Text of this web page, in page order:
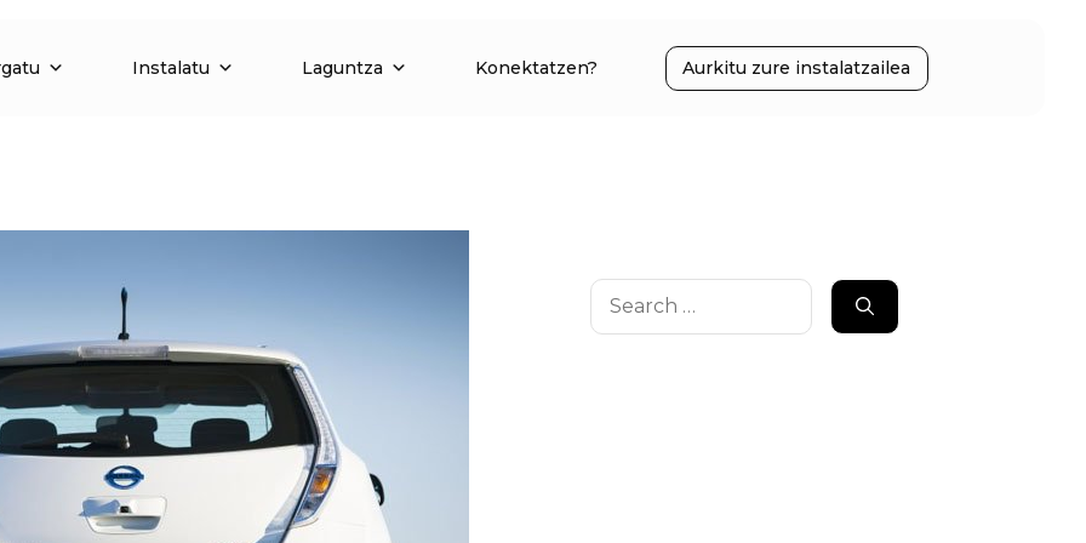
Instalatu Laguntza Konektatzen? Aurkitu zure instalatzailea
Search
for: